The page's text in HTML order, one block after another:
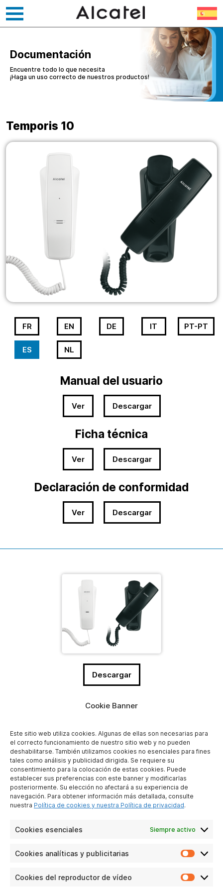
Cookie Banner
Este sitio web utiliza cookies. Algunas de ellas son necesarias para
el correcto funcionamiento de nuestro sitio web y no pueden
deshabilitarse. También utilizamos cookies no esenciales para fines
tales como análisis y publicidad dirigida. Se requiere su
consentimiento para la colocación de estas cookies. Puede
establecer sus preferencias con este banner y modificarlas
posteriormente. Su elección no afectará a su experiencia de
navegación. Para obtener información más detallada, consulte
nuestra Política de cookies y nuestra Política de privacidad.
Cookies esenciales Siempre activo
Cookies analíticas y publicitarias
Cookies del reproductor de vídeo
contenido
Documentación
Encuentre todo lo que necesita
¡Haga un uso correcto de nuestros productos!
Temporis 10
FR EN DE IT PT-PT
ES NL
Manual del usuario
Ver Descargar
Ficha técnica
Ver Descargar
Declaración de conformidad
Ver Descargar
Descargar
QUIÉNES SOMOS
¿Quiénes somos?
Contáctenos
Protección de datos